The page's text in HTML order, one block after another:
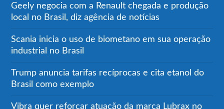
Geely negocia com a Renault chegada e produção
local no Brasil, diz agência de notícias
Scania inicia o uso de biometano em sua operação
industrial no Brasil
Trump anuncia tarifas recíprocas e cita etanol do
Brasil como exemplo
Vibra quer reforçar atuação da marca Lubrax no